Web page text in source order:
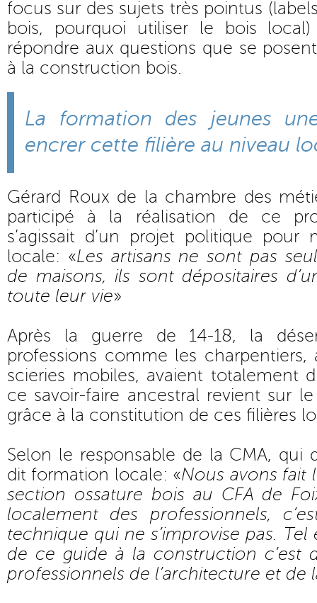
focus sur des sujets très pointus
bois, pourquoi utiliser le bois
répondre aux questions que se
à la construction bois.
La formation des jeunes
encrer cette filière au niveau
Gérard Roux de la chambre des
participé à la réalisation de ce
s’agissait d’un projet politique pour
locale: «Les artisans ne sont pas
de maisons, ils sont dépositaires
toute leur vie»
Après la guerre de 14-18, la
professions comme les
scieries mobiles, avaient totalement
ce savoir-faire ancestral revient sur
grâce à la constitution de ces filières
Selon le responsable de la CMA, qui
dit formation locale: «Nous avons fait
section ossature bois au CFA de
localement des professionnels,
technique qui ne s’improvise pas. Tel
de ce guide à la construction c’est
professionnels de l’architecture et de